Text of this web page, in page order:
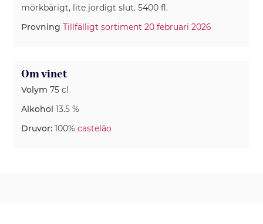
mörkbärigt, lite jordigt slut. 5400 fl.
Provning Tillfälligt sortiment 20 februari 2026
Om vinet
Volym 75 cl
Alkohol 13.5 %
Druvor: 100% castelão